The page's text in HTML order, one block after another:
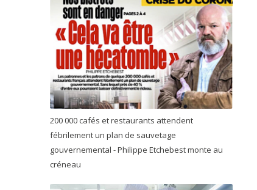
200 000 cafés et restaurants attendent
fébrilement un plan de sauvetage
gouvernemental - Philippe Etchebest monte au
créneau